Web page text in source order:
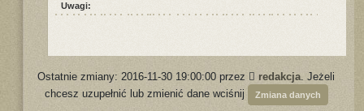
Uwagi:
Ostatnie zmiany: 2016-11-30 19:00:00 przez redakcja. Jeżeli
chcesz uzupełnić lub zmienić dane wciśnij
Zmiana danych